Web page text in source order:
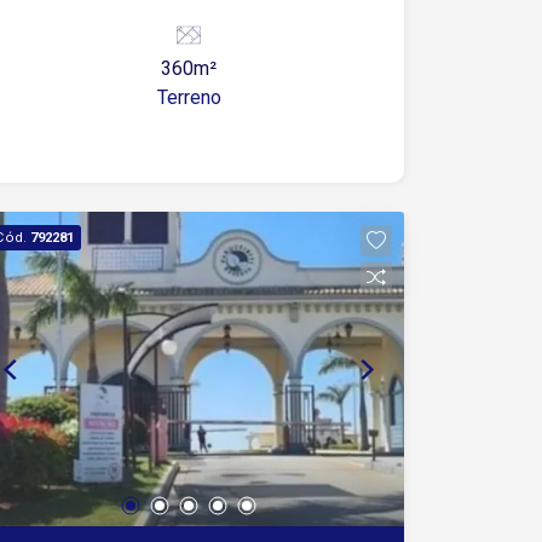
Avenida Itavuvu, hospitais,
supermercados, postos de gasolina e
ao centro de Sorocaba.
360m²
Terreno
792281